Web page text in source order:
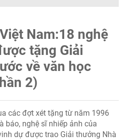
Nam:18 nghệ
tặng Giải
về văn học
2)
các đợt xét tặng từ năm 1996
báo, nghệ sĩ nhiếp ảnh của
dự được trao Giải thưởng Nhà